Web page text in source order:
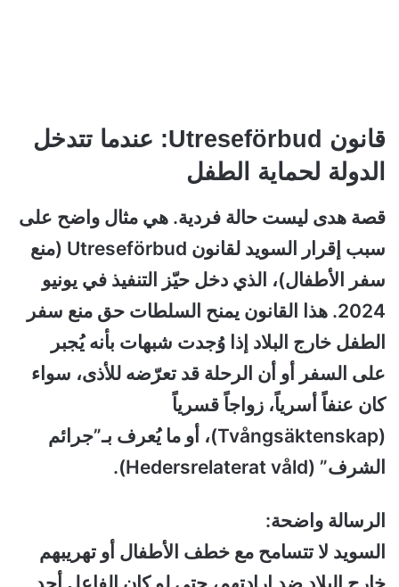
قانون Utreseförbud: عندما تتدخل
الدولة لحماية الطفل
قصة هدى ليست حالة فردية. هي مثال واضح على
سبب إقرار السويد لقانون Utreseförbud (منع
سفر الأطفال)، الذي دخل حيّز التنفيذ في يونيو
2024. هذا القانون يمنح السلطات حق منع سفر
الطفل خارج البلاد إذا وُجدت شبهات بأنه يُجبر
على السفر أو أن الرحلة قد تعرّضه للأذى، سواء
كان عنفاً أسرياً، زواجاً قسرياً
(Tvångsäktenskap)، أو ما يُعرف بـ”جرائم
الشرف” (Hedersrelaterat våld).
الرسالة واضحة:
السويد لا تتسامح مع خطف الأطفال أو تهريبهم
خارج البلاد ضد إرادتهم، حتى لو كان الفاعل أحد